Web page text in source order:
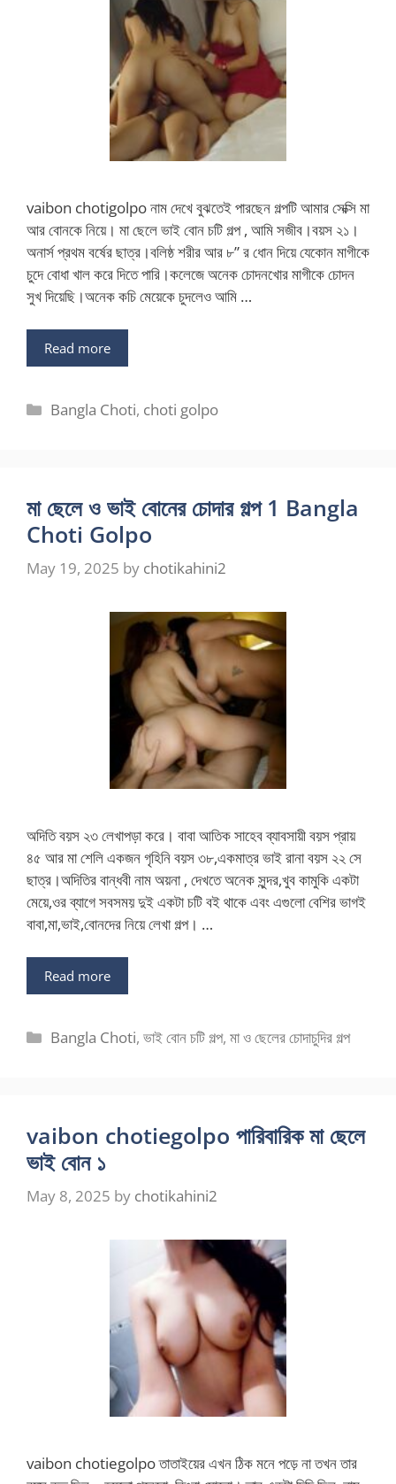
vaibon chotigolpo নাম দেখে বুঝতেই পারছেন গল্পটি আমার সেক্সি মা
আর বোনকে নিয়ে। মা ছেলে ভাই বোন চটি গল্প , আমি সজীব।বয়স ২১।
অনার্স প্রথম বর্ষের ছাত্র।বলিষ্ঠ শরীর আর ৮” র ধোন দিয়ে যেকোন মাগীকে
চুদে বোধা খাল করে দিতে পারি।কলেজে অনেক চোদনখোর মাগীকে চোদন
সুখ দিয়েছি।অনেক কচি মেয়েকে চুদলেও আমি …
Read more
Categories
Bangla Choti, choti golpo
মা ছেলে ও ভাই বোনের চোদার গল্প 1 Bangla
Choti Golpo
May 19, 2025 by chotikahini2
অদিতি বয়স ২৩ লেখাপড়া করে। বাবা আতিক সাহেব ব্যাবসায়ী বয়স প্রায়
৪৫ আর মা শেলি একজন গৃহিনি বয়স ৩৮,একমাত্র ভাই রানা বয়স ২২ সে
ছাত্র।অদিতির বান্ধবী নাম অয়না , দেখতে অনেক সুন্দর,খুব কামুকি একটা
মেয়ে,ওর ব্যাগে সবসময় দুই একটা চটি বই থাকে এবং এগুলো বেশির ভাগই
বাবা,মা,ভাই,বোনদের নিয়ে লেখা গল্প। …
Read more
Categories
Bangla Choti,ভাই বোন চটি গল্প,মা ও ছেলের চোদাচুদির গল্প
vaibon chotiegolpo পারিবারিক মা ছেলে
ভাই বোন ১
May 8, 2025 by chotikahini2
vaibon chotiegolpo তাতাইয়ের এখন ঠিক মনে পড়ে না তখন তার